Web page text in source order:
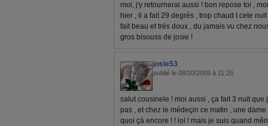
moi, j'y retournerai aussi ! bon repose toi ,
hier , il a fait 29 degrés , trop chaud t cete
fait beau et trés doux , du jamais vu chez
gros bisouss de josie !
josie53
publié le 08/10/2009 à 11:26
salut cousinele ! moi aussi , ça fait 3 nuit
pas , et chez le médeçin ce matin , une
quoi çà encore ! ! lol ! mais je suis quand